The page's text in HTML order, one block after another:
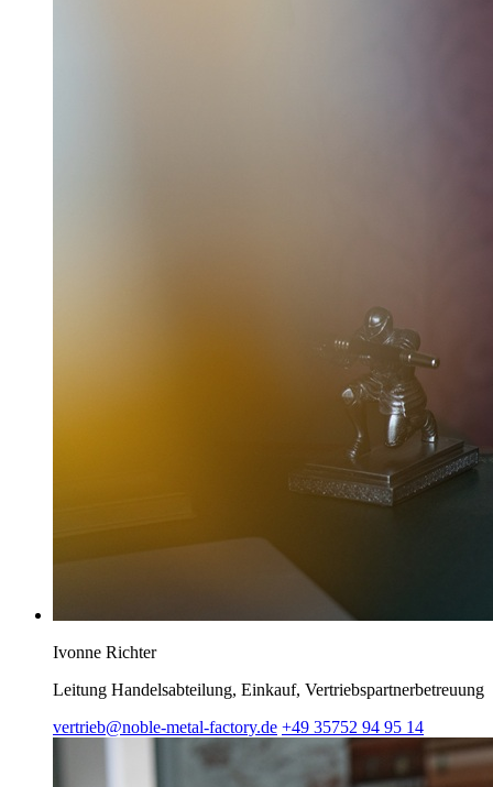
Ivonne Richter
Leitung Handelsabteilung, Einkauf, Vertriebspartnerbetreuung
vertrieb@noble-metal-factory.de +49 35752 94 95 14